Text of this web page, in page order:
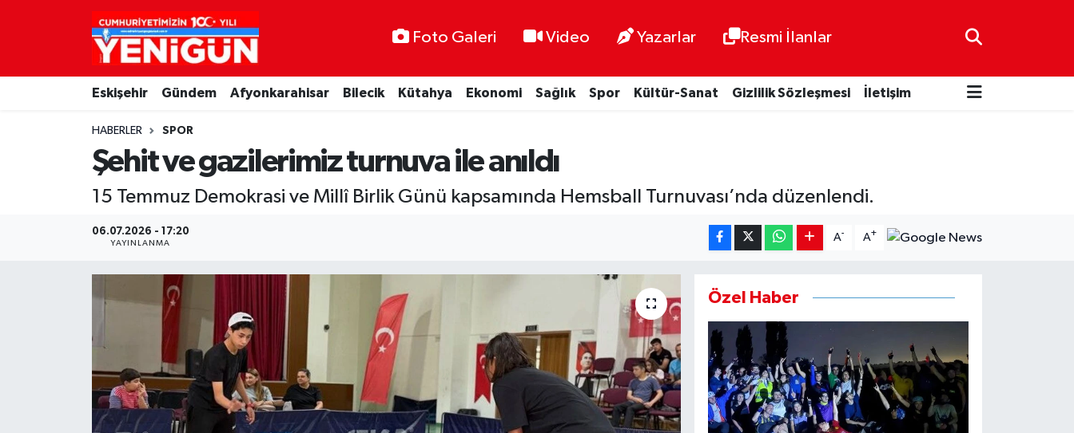
Foto Galeri Video Yazarlar Resmi İlanlar
Eskişehir Gündem Afyonkarahisar Bilecik Kütahya Ekonomi Sağlık Spor Kültür-Sanat Gizlilik Sözleşmesi İletişim
HABERLER SPOR
Şehit ve gazilerimiz turnuva ile anıldı
15 Temmuz Demokrasi ve Millî Birlik Günü kapsamında Hemsball Turnuvası’nda düzenlendi.
06.07.2026 - 17:20
YAYINLANMA
A- A+
Özel Haber
Nöbetçi Eczaneler
Hava Durumu
Haber Arşivi